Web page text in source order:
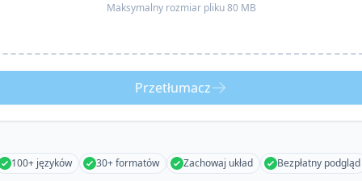
Maksymalny rozmiar pliku 80 MB
Przetłumacz
100+ języków 30+ formatów Zachowaj układ Bezpłatny podgląd